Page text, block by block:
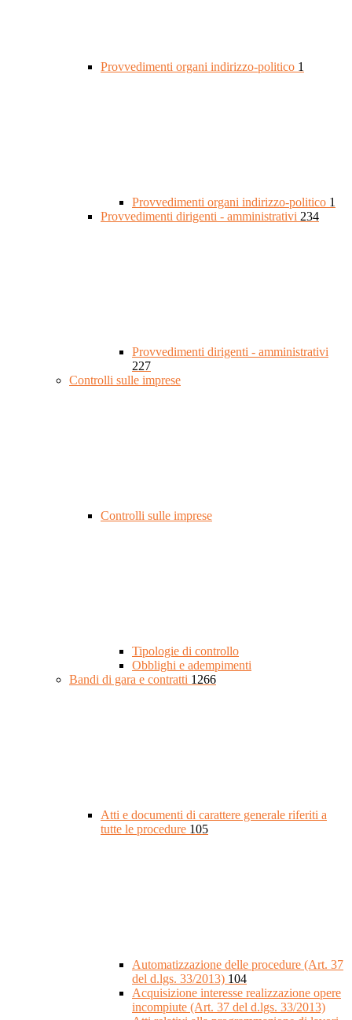
Provvedimenti organi indirizzo-politico 1
Provvedimenti organi indirizzo-politico 1
Provvedimenti dirigenti - amministrativi 234
Provvedimenti dirigenti - amministrativi
227
Controlli sulle imprese
Controlli sulle imprese
Tipologie di controllo
Obblighi e adempimenti
Bandi di gara e contratti 1266
Atti e documenti di carattere generale riferiti a
tutte le procedure 105
Automatizzazione delle procedure (Art. 37
del d.lgs. 33/2013) 104
Acquisizione interesse realizzazione opere
incompiute (Art. 37 del d.lgs. 33/2013)